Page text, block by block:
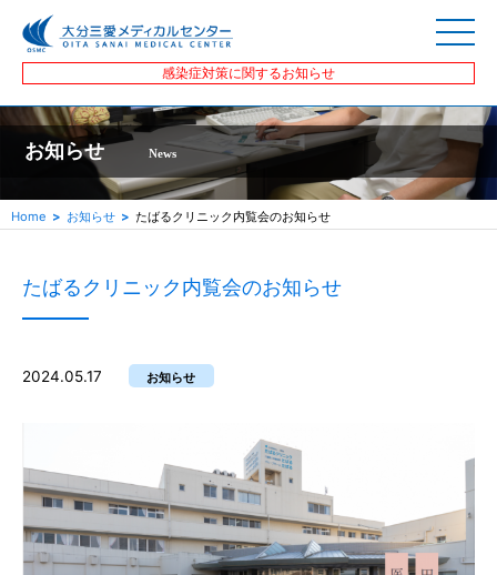
感染症対策に関するお知らせ
お知らせ News
Home お知らせ たばるクリニック内覧会のお知らせ
たばるクリニック内覧会のお知らせ
2024.05.17 お知らせ